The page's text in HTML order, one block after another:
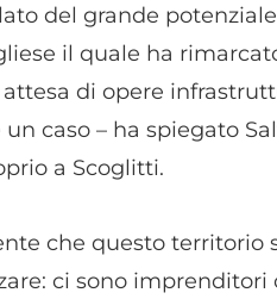
del grande
il quale ha
di opere
un caso – ha spiegato
a Scoglitti.
che questo territorio
ci sono